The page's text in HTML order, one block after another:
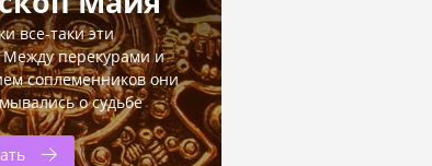
все-таки эти
перекурами и
соплеменников они
о судьбе